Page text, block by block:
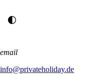
email
info@privateholiday.de